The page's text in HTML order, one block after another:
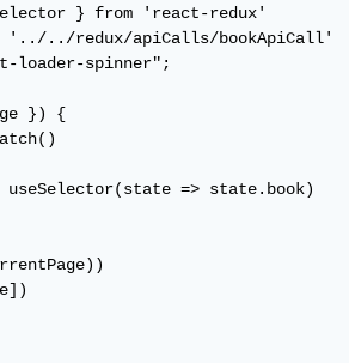
} from 'react-redux'
'../../redux/apiCalls/bookApiCall'
loader-spinner";
}) {
=> state.book)